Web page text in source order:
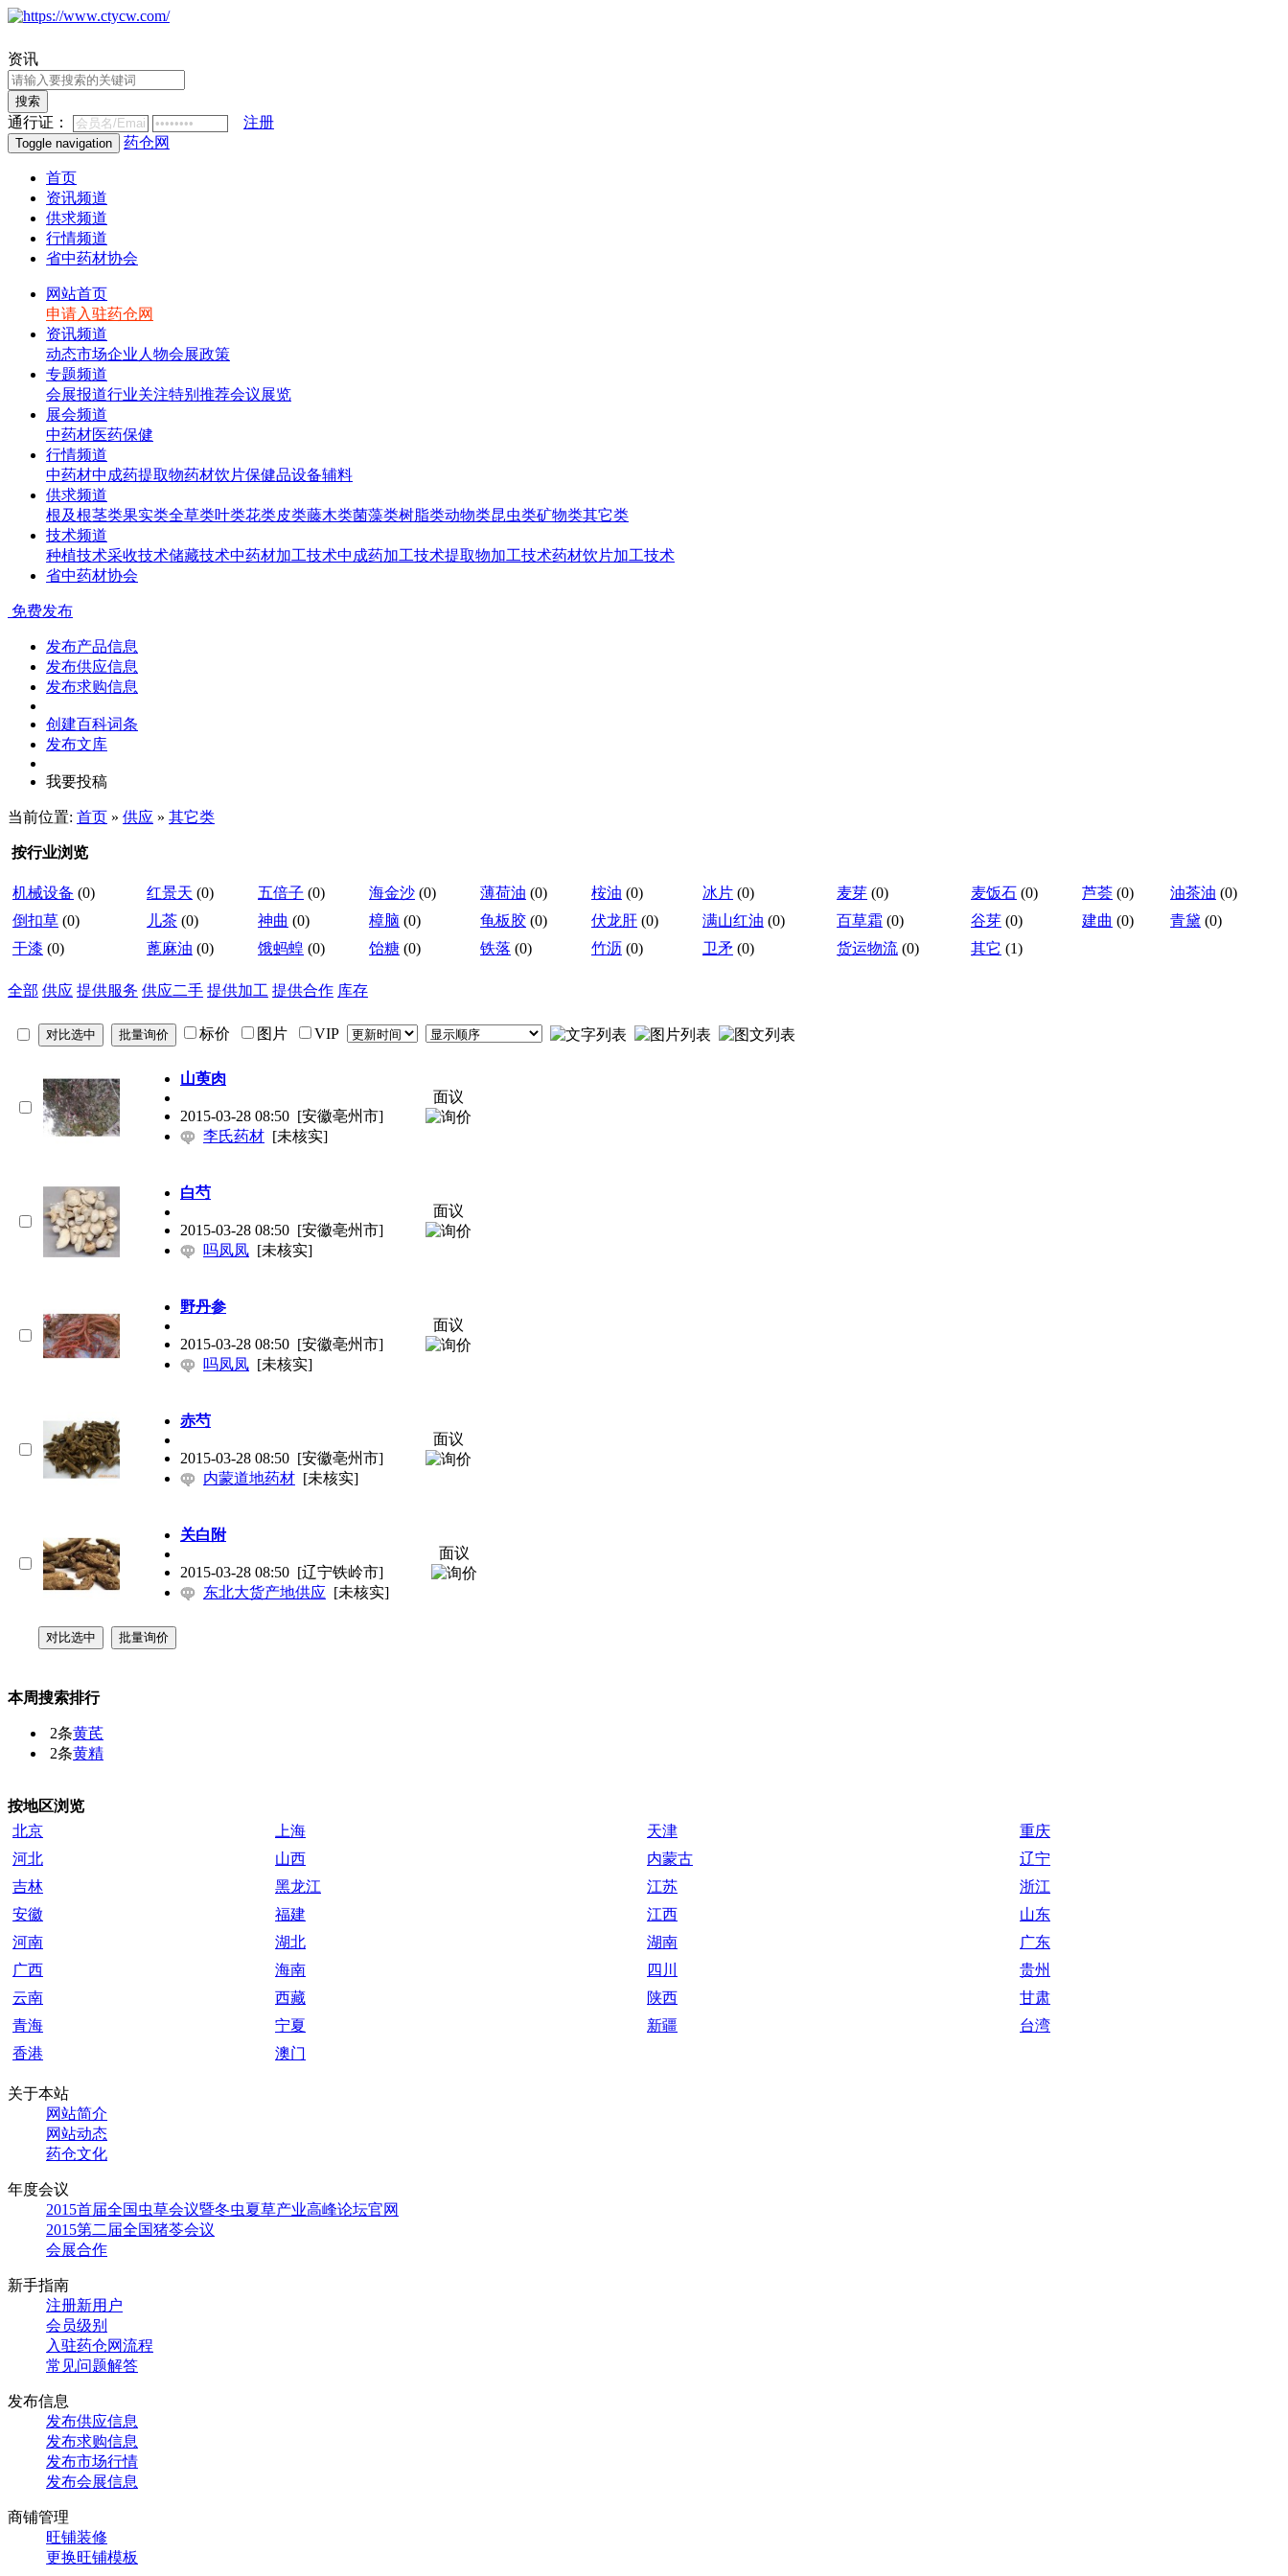
资讯
搜索
通行证： 注册
Toggle navigation 药仓网
首页
资讯频道
供求频道
行情频道
省中药材协会
网站首页
申请入驻药仓网
资讯频道
动态市场企业 人物会展政策
专题频道
会展报道行业关注特别推荐会议展览
展会频道
中药材医药保健
行情频道
中药材中成药提取物药材饮片保健品设备辅料
供求频道
根及根茎类果实类全草类叶类花类皮类藤木类菌藻类树脂类动物类昆虫类矿物类其它类
技术频道
种植技术采收技术储藏技术中药材加工技术中成药加工技术提取物加工技术药材饮片加工技术
省中药材协会
免费发布
发布产品信息
发布供应信息
发布求购信息
创建百科词条
发布文库
我要投稿
当前位置: 首页 » 供应 » 其它类
按行业浏览
机械设备 (0) 红景天 (0) 五倍子 (0) 海金沙 (0) 薄荷油 (0) 桉油 (0) 冰片 (0) 麦芽 (0) 麦饭石 (0) 芦荟 (0) 油茶油 (0)
倒扣草 (0) 儿茶 (0) 神曲 (0) 樟脑 (0) 龟板胶 (0) 伏龙肝 (0) 满山红油 (0) 百草霜 (0) 谷芽 (0) 建曲 (0) 青黛 (0)
干漆 (0) 蓖麻油 (0) 饿蚂蝗 (0) 饴糖 (0) 铁落 (0) 竹沥 (0) 卫矛 (0) 货运物流 (0) 其它 (1)
全部 供应 提供服务 供应二手 提供加工 提供合作 库存
标价 图片 VIP
山萸肉
2015-03-28 08:50 [安徽亳州市]
李氏药材 [未核实]
面议
白芍
2015-03-28 08:50 [安徽亳州市]
吗凤凤 [未核实]
面议
野丹参
2015-03-28 08:50 [安徽亳州市]
吗凤凤 [未核实]
面议
赤芍
2015-03-28 08:50 [安徽亳州市]
内蒙道地药材 [未核实]
面议
关白附
2015-03-28 08:50 [辽宁铁岭市]
东北大货产地供应 [未核实]
面议
本周搜索排行
2条黄芪
2条黄精
按地区浏览
北京
上海 天津
重庆
河北
山西 内蒙古
辽宁
吉林
黑龙江 江苏
浙江
安徽
福建 江西
山东
河南
湖北 湖南
广东
广西
海南 四川
贵州
云南
西藏 陕西
甘肃
青海
宁夏 新疆
台湾
香港
澳门
关于本站
网站简介
网站动态
药仓文化
年度会议
2015首届全国虫草会议暨冬虫夏草产业高峰论坛官网
2015第二届全国猪苓会议
会展合作
新手指南
注册新用户
会员级别
入驻药仓网流程
常见问题解答
发布信息
发布供应信息
发布求购信息
发布市场行情
发布会展信息
商铺管理
旺铺装修
更换旺铺模板